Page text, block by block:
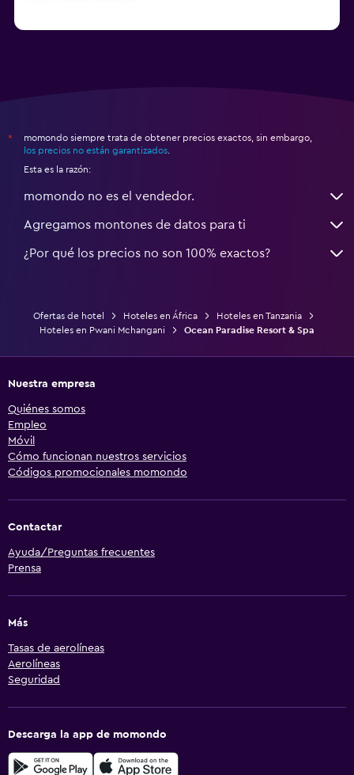
*
momondo siempre trata de obtener precios exactos, sin embargo,
los precios no están garantizados
Esta es la razón:
momondo no es el vendedor.
Agregamos montones de datos para ti
¿Por qué los precios no son 100% exactos?
Ofertas de hotel Hoteles en África
Hoteles en Tanzania
Hoteles en Pwani Mchangani
Ocean Paradise Resort & Spa
Nuestra empresa
Quiénes somos
Empleo
Móvil
Cómo funcionan nuestros servicios
Códigos promocionales momondo
Contactar
Ayuda/Preguntas frecuentes
Prensa
Más
Tasas de aerolíneas
Aerolíneas
Seguridad
Descarga la app de momondo